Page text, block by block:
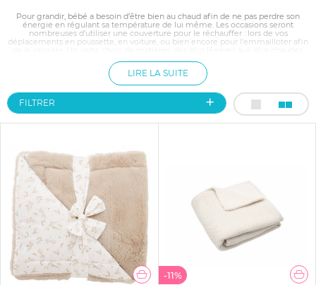
Pour grandir, bébé a besoin d’être bien au chaud afin de ne pas perdre son
énergie en régulant sa température de lui même. Les occasions seront
nombreuses d’utiliser une couverture pour le réchauffer : lors de vos
déplacements en poussette, en voiture, ou bien encore pour l’emmailloter afin
motifs et de couleurs saura satisfaire tous les goûts.
LIRE LA SUITE
FILTRER
-11%